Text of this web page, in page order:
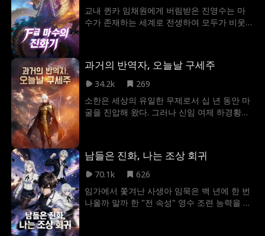
해 육성준의 연구 계획을 빼앗고, 그녀의 재산
까지 가로채려는 음모를 꾸미고 있었다. 모든
어버렸다. 육성준은 자신을 오랫동안 짝사랑해
온 후배와 새로운 삶을 시작했고, 딸 육수빈 또
한 새로운 엄마를 맞이했다. 임우연은 모든 걸
잃고 깊은 후회 속에서 홀로 남겨졌다.
교내 퀸카 임채원에게 버림받은 진영수는 마
수가 존재하는 세계로 전생하여 모두가 비웃
적을 포식하며 뱀에서 교룡이 되었다가, 마침
내 세상을 뒤흔드는 창세의 용으로 서서히 진
이계의 강적들 앞에서 진영수는 인류와 연합
하여 신마저 삼켜버리고 처절한 진화의 길을
과거의 반역자, 오늘날 구세주
34.2k
269
소한은 세상의 유일한 무제로서 십 년 동안 마
굴을 진압해 왔다. 그러나 신임 여제 하경황은
떠나지만, 그가 떠난 사이 마굴의 봉인이 파괴
되고 만다. 이로 인해 봉인에서 풀려난 3대 마
은 이 모든 책임을 소한에게 전가하여 그의 명
예를 실추시키고, 그를 제국 최악의 반역죄로
남들은 진화, 나는 조상 회귀
70.1k
626
임가에서 쫓겨난 사생아 임묵은 백 년에 한 번
나올까 말까 한 "전 속성" 영수 조련 능력을 각